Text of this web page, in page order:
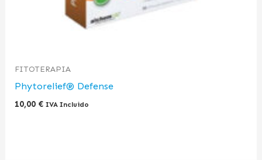
FITOTERAPIA
Phytorelief® Defense
10,00 € IVA Incluido